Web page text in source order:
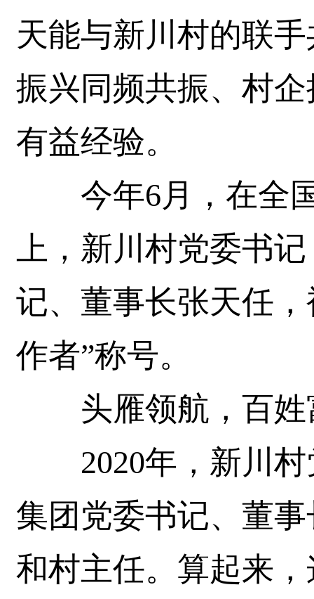
天能与新川村的联
振兴同频共振、村
有益经验。
今年6月，在全国
上，新川村党委书
记、董事长张天任
作者”称号。
头雁领航，百姓
2020年，新川村
集团党委书记、董
和村主任。算起来